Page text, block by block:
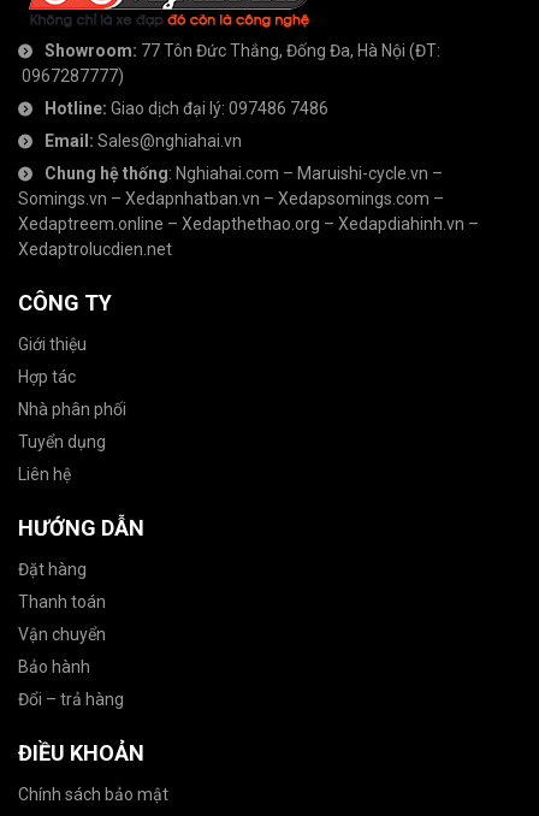
Showroom: 77 Tôn Đức Thắng, Đống Đa, Hà Nội (ĐT:
0967287777)
Hotline: Giao dịch đại lý: 097486 7486
Email: Sales@nghiahai.vn
Chung hệ thống: Nghiahai.com – Maruishi-cycle.vn –
Somings.vn – Xedapnhatban.vn – Xedapsomings.com –
Xedaptreem.online – Xedapthethao.org – Xedapdiahinh.vn –
Xedaptrolucdien.net
CÔNG TY
Giới thiệu
Hợp tác
Nhà phân phối
Tuyển dụng
Liên hệ
HƯỚNG DẪN
Đặt hàng
Thanh toán
Vận chuyển
Bảo hành
Đổi – trả hàng
ĐIỀU KHOẢN
Chính sách bảo mật